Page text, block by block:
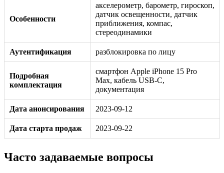
Особенности
акселерометр, барометр, гироскоп,
датчик освещенности, датчик
приближения, компас,
стереодинамики
Аутентификация разблокировка по лицу
Подробная
комплектация
смартфон Apple iPhone 15 Pro
Max, кабель USB‑C,
документация
Дата анонсирования 2023-09-12
Дата старта продаж 2023-09-22
Часто задаваемые вопросы